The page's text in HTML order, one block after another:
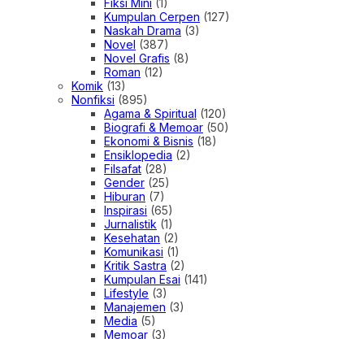
Fiksi Mini (1)
Kumpulan Cerpen (127)
Naskah Drama (3)
Novel (387)
Novel Grafis (8)
Roman (12)
Komik (13)
Nonfiksi (895)
Agama & Spiritual (120)
Biografi & Memoar (50)
Ekonomi & Bisnis (18)
Ensiklopedia (2)
Filsafat (28)
Gender (25)
Hiburan (7)
Inspirasi (65)
Jurnalistik (1)
Kesehatan (2)
Komunikasi (1)
Kritik Sastra (2)
Kumpulan Esai (141)
Lifestyle (3)
Manajemen (3)
Media (5)
Memoar (3)